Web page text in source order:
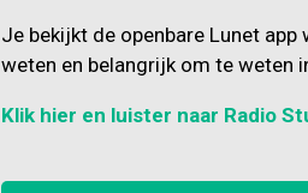
Je bekijkt de openbare Lunet
weten en belangrijk om te weten
Klik hier en luister naar Radio